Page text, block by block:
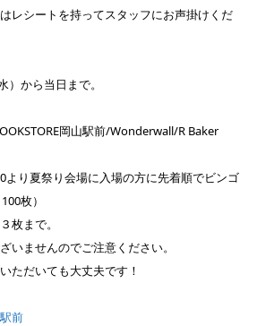
レシートを持ってスタッフにお声掛けくだ
）から当日まで。
岡山駅前/Wonderwall/R Baker
より夏祭り会場に入場の方に先着順でビンゴ
枚）
枚まで。
いませんのでご注意ください。
ただいても大丈夫です！
前